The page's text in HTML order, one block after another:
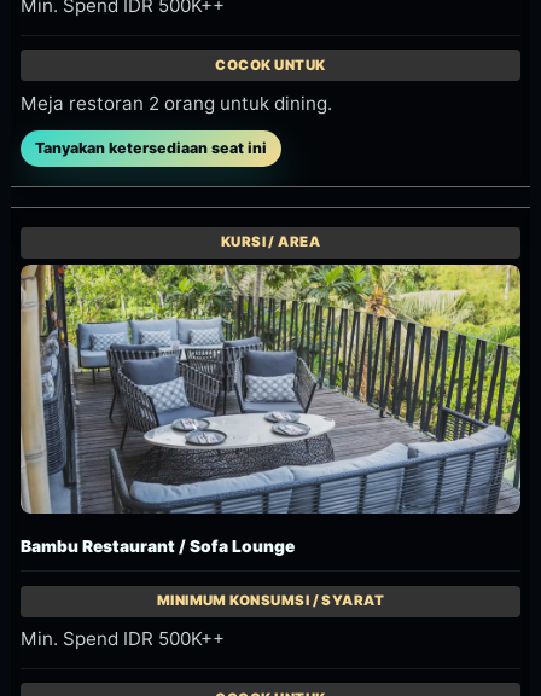
Jungle Deck / Sunken Lounge
Pembayaran booking IDR 2.250K / voucher F&B IDR
2.500K
Lounge lebih besar di Jungle Deck.
Tanyakan ketersediaan seat ini